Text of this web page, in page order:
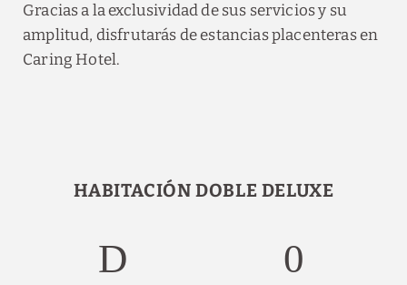
Gracias a la exclusividad de sus servicios y su
amplitud, disfrutarás de estancias placenteras en
Caring Hotel.
HABITACIÓN DOBLE DELUXE